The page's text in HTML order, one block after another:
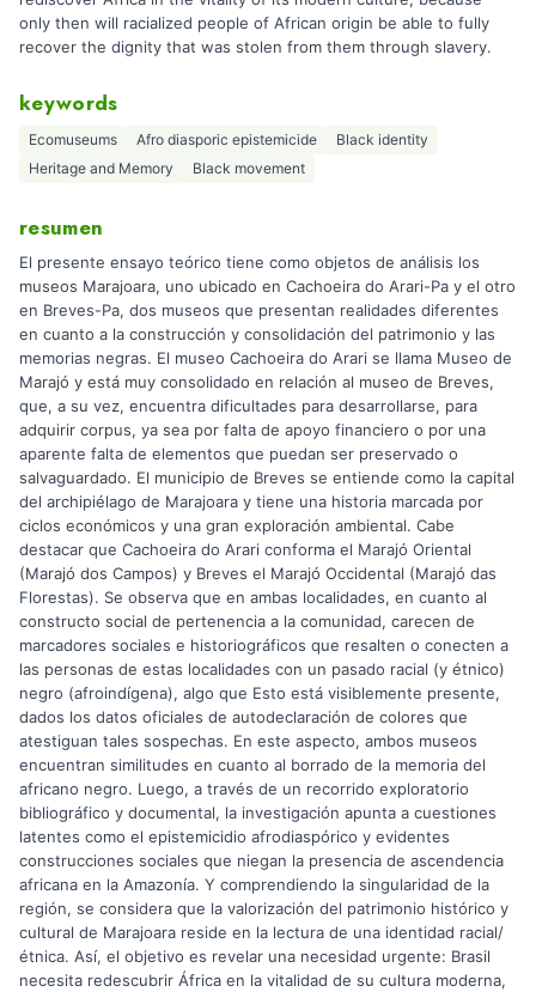
only then will racialized people of African origin be able to fully
recover the dignity that was stolen from them through slavery.
keywords
Ecomuseums Afro diasporic epistemicide
Black identity
Heritage and Memory
Black movement
resumen
El presente ensayo teórico tiene como objetos de análisis los
museos Marajoara, uno ubicado en Cachoeira do Arari-Pa y el otro
en Breves-Pa, dos museos que presentan realidades diferentes
en cuanto a la construcción y consolidación del patrimonio y las
memorias negras. El museo Cachoeira do Arari se llama Museo de
Marajó y está muy consolidado en relación al museo de Breves,
que, a su vez, encuentra dificultades para desarrollarse, para
adquirir corpus, ya sea por falta de apoyo financiero o por una
aparente falta de elementos que puedan ser preservado o
salvaguardado. El municipio de Breves se entiende como la capital
del archipiélago de Marajoara y tiene una historia marcada por
ciclos económicos y una gran exploración ambiental. Cabe
destacar que Cachoeira do Arari conforma el Marajó Oriental
(Marajó dos Campos) y Breves el Marajó Occidental (Marajó das
Florestas). Se observa que en ambas localidades, en cuanto al
constructo social de pertenencia a la comunidad, carecen de
marcadores sociales e historiográficos que resalten o conecten a
las personas de estas localidades con un pasado racial (y étnico)
negro (afroindígena), algo que Esto está visiblemente presente,
dados los datos oficiales de autodeclaración de colores que
atestiguan tales sospechas. En este aspecto, ambos museos
encuentran similitudes en cuanto al borrado de la memoria del
africano negro. Luego, a través de un recorrido exploratorio
bibliográfico y documental, la investigación apunta a cuestiones
latentes como el epistemicidio afrodiaspórico y evidentes
construcciones sociales que niegan la presencia de ascendencia
africana en la Amazonía. Y comprendiendo la singularidad de la
región, se considera que la valorización del patrimonio histórico y
cultural de Marajoara reside en la lectura de una identidad racial/
étnica. Así, el objetivo es revelar una necesidad urgente: Brasil
necesita redescubrir África en la vitalidad de su cultura moderna,